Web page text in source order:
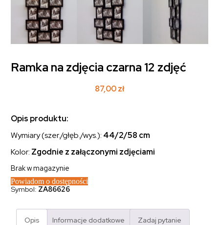
Ramka na zdjęcia czarna 12 zdjęć
87,00zł
Opis produktu:
Wymiary (szer./głęb./wys.): 44/2/58 cm
Kolor: Zgodnie z załączonymi zdjęciami
Brak w magazynie
Powiadom o dostępności
Symbol: ZA86626
Opis Informacje dodatkowe Zadaj pytanie